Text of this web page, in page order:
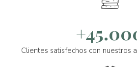
Clientes satisfechos con nuestros